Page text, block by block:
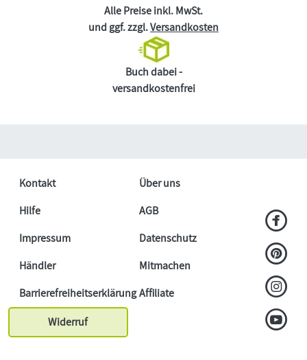
Alle Preise inkl. MwSt.
und ggf. zzgl.Versandkosten
Buch dabei -
versandkostenfrei
Kontakt
Über uns
Hilfe
AGB
Impressum
Datenschutz
Händler
Mitmachen
BarrierefreiheitserklärungAffiliate
Widerruf